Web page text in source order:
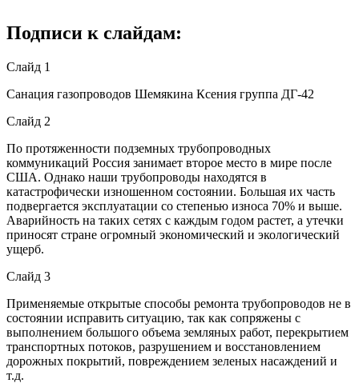
Подписи к слайдам:
Слайд 1
Санация газопроводов Шемякина Ксения группа ДГ-42
Слайд 2
По протяженности подземных трубопроводных
коммуникаций Россия занимает второе место в мире после
США. Однако наши трубопроводы находятся в
катастрофически изношенном состоянии. Большая их часть
подвергается эксплуатации со степенью износа 70% и выше.
Аварийность на таких сетях с каждым годом растет, а утечки
приносят стране огромный экономический и экологический
ущерб.
Слайд 3
Применяемые открытые способы ремонта трубопроводов не в
состоянии исправить ситуацию, так как сопряжены с
выполнением большого объема земляных работ, перекрытием
транспортных потоков, разрушением и восстановлением
дорожных покрытий, повреждением зеленых насаждений и
т.д.